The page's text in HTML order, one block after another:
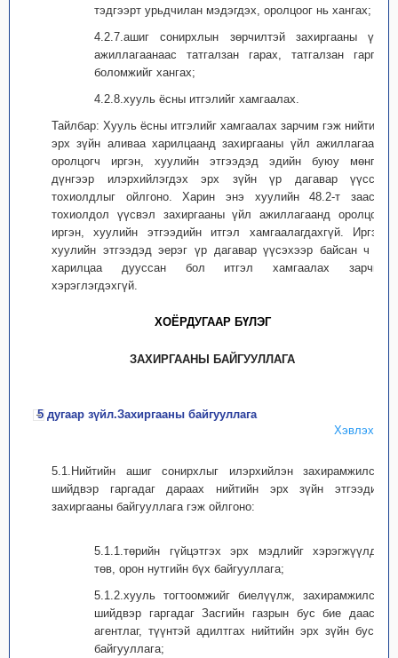
тэдгээрт урьдчилан мэдэгдэх, оролцоог нь хангах;
4.2.7.ашиг сонирхлын зөрчилтэй захиргааны үйл
ажиллагаанаас татгалзан гарах, татгалзан гаргах
боломжийг хангах;
4.2.8.хууль ёсны итгэлийг хамгаалах.
Тайлбар: Хууль ёсны итгэлийг хамгаалах зарчим гэж нийтийн
эрх зүйн аливаа харилцаанд захиргааны үйл ажиллагаанд
оролцогч иргэн, хуулийн этгээдэд эдийн буюу мөнгөн
дүнгээр илэрхийлэгдэх эрх зүйн үр дагавар үүссэн
тохиолдлыг ойлгоно. Харин энэ хуулийн 48.2-т заасан
тохиолдол үүсвэл захиргааны үйл ажиллагаанд оролцогч
иргэн, хуулийн этгээдийн итгэл хамгаалагдахгүй. Иргэн,
хуулийн этгээдэд эерэг үр дагавар үүсэхээр байсан ч уг
харилцаа дууссан бол итгэл хамгаалах зарчим
хэрэглэгдэхгүй.
ХОЁРДУГААР БҮЛЭГ
ЗАХИРГААНЫ БАЙГУУЛЛАГА
5 дугаар зүйл.Захиргааны байгууллага
Хэвлэх
5.1.Нийтийн ашиг сонирхлыг илэрхийлэн захирамжилсан
шийдвэр гаргадаг дараах нийтийн эрх зүйн этгээдийг
захиргааны байгууллага гэж ойлгоно:
5.1.1.төрийн гүйцэтгэх эрх мэдлийг хэрэгжүүлдэг
төв, орон нутгийн бүх байгууллага;
5.1.2.хууль тогтоомжийг биелүүлж, захирамжилсан
шийдвэр гаргадаг Засгийн газрын бус бие даасан
агентлаг, түүнтэй адилтгах нийтийн эрх зүйн бусад
байгууллага;